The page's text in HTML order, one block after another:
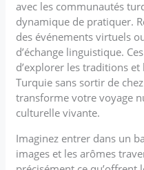
avec les communautés
dynamique de pratiquer.
des événements virtuels
d’échange linguistique.
d’explorer les traditions
Turquie sans sortir de
transforme votre voyage
culturelle vivante.
Imaginez entrer dans un
images et les arômes